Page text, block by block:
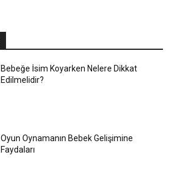
Bebeğe İsim Koyarken Nelere Dikkat
Edilmelidir?
Oyun Oynamanın Bebek Gelişimine
Faydaları